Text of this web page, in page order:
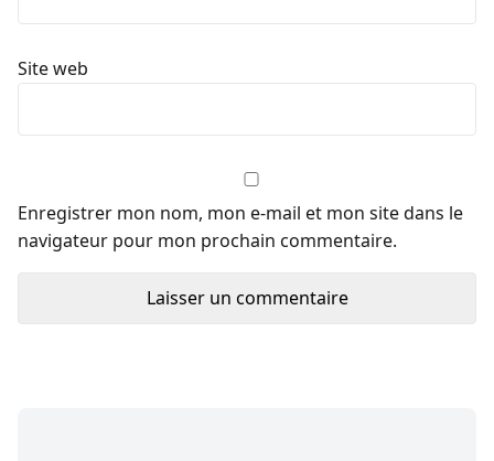
Site web
Enregistrer mon nom, mon e-mail et mon site dans le
navigateur pour mon prochain commentaire.